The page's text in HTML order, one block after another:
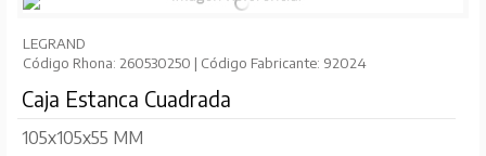
LEGRAND
Código Rhona: 260530250 | Código Fabricante: 92024
Caja Estanca Cuadrada
105x105x55 MM